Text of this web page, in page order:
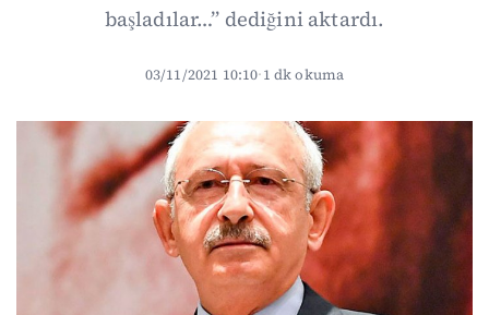
başladılar…” dediğini aktardı.
03/11/2021 10:10·1 dk okuma